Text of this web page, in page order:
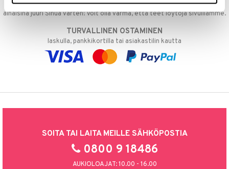
Ostamalla suuria eriä tuotteita varastoomme voimme pitää hinnat
alhaisina juuri Sinua varten! Voit olla varma, että teet löytöjä sivuillamme.
TURVALLINEN OSTAMINEN
laskulla, pankkikortilla tai asiakastilin kautta
SOITA TAI LAITA MEILLE SÄHKÖPOSTIA
0800 9 18486
AUKIOLOAJAT: 10.00 - 16.00